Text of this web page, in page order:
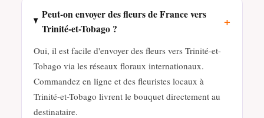
Peut-on envoyer des fleurs de France vers
Trinité-et-Tobago ?
+
Oui, il est facile d'envoyer des fleurs vers Trinité-et-
Tobago via les réseaux floraux internationaux.
Commandez en ligne et des fleuristes locaux à
Trinité-et-Tobago livrent le bouquet directement au
destinataire.